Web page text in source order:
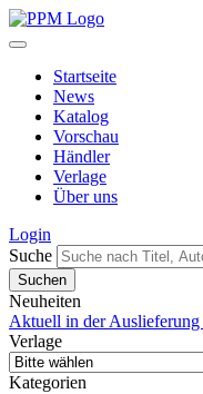
Startseite
News
Katalog
Vorschau
Händler
Verlage
Über uns
Login
Suche
Neuheiten
Aktuell in der Auslieferung
Verlage
Kategorien